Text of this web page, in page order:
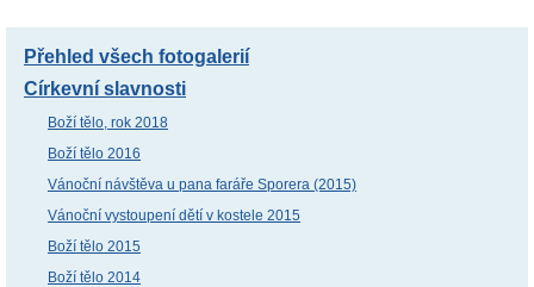
Přehled všech fotogalerií
Církevní slavnosti
Boží tělo, rok 2018
Boží tělo 2016
Vánoční návštěva u pana faráře Sporera (2015)
Vánoční vystoupení dětí v kostele 2015
Boží tělo 2015
Boží tělo 2014